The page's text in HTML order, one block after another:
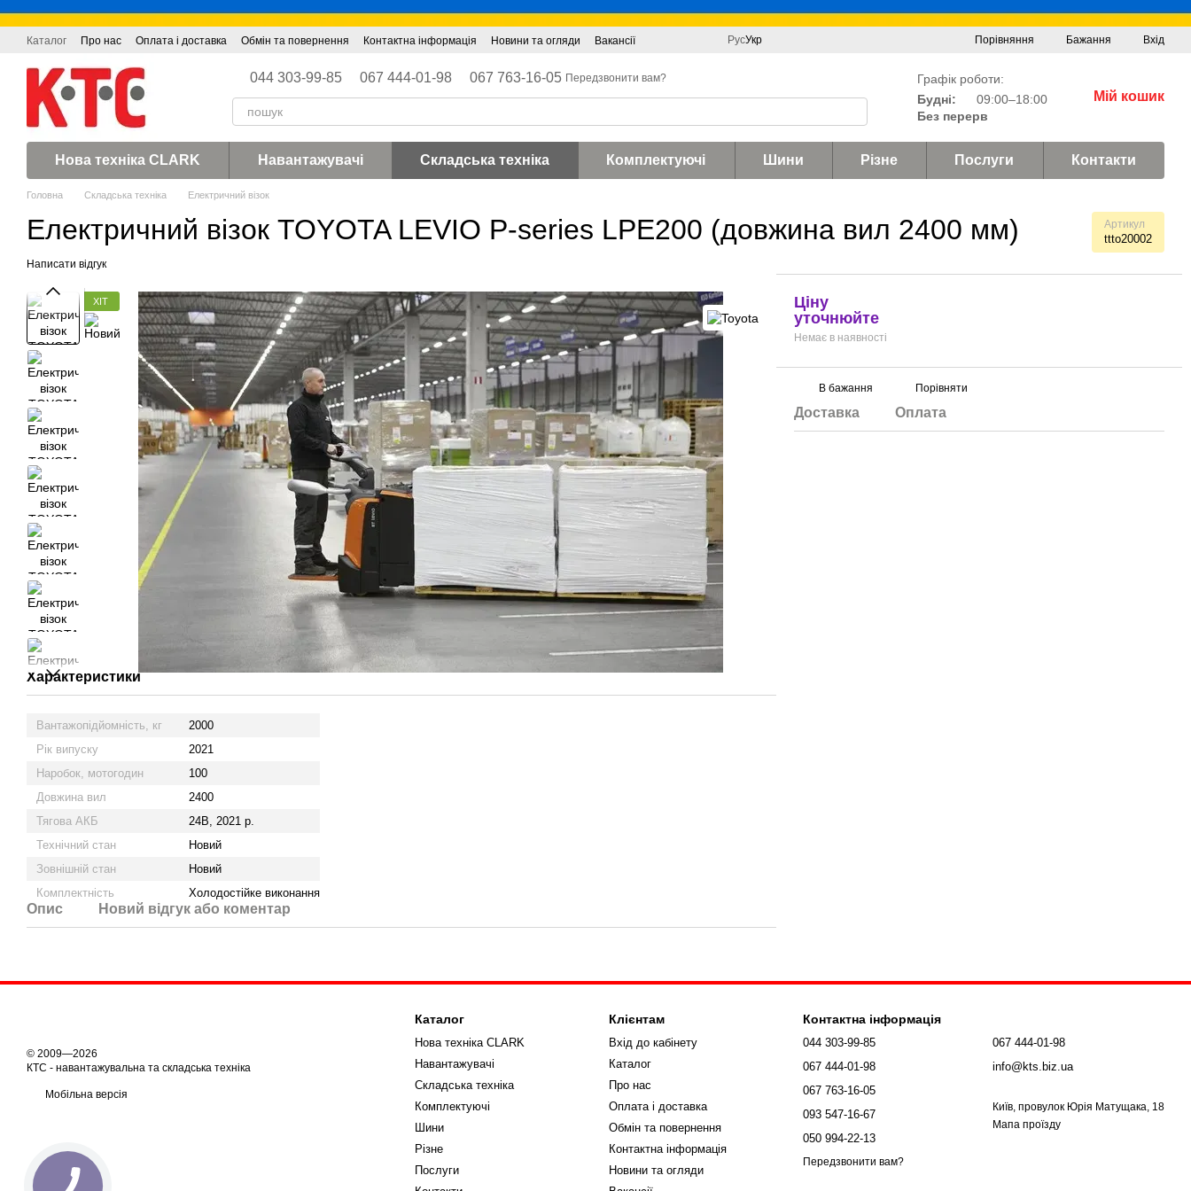
Перейти до основного контенту
Каталог Про нас Оплата і доставка Обмін та повернення Контактна інформація Новини та огляди Вакансії РусУкр Порівняння Бажання Вхід
044 303-99-85 067 444-01-98 067 763-16-05 Передзвонити вам?
Графік роботи:
Будні:
09:00–18:00
Без перерв
Мій кошик
Нова техніка CLARK Навантажувачі Складська техніка Комплектуючі Шини Різне Послуги Контакти
Головна Складська техніка Електричний візок
Електричний візок TOYOTA LEVIO P-series LPE200 (довжина вил 2400 мм) Артикул
ttto20002
Написати відгук
ХІТ
Характеристики
Вантажопідйомність, кг
2000
Рік випуску
2021
Наробок, мотогодин
100
Довжина вил
2400
Тягова АКБ
24В, 2021 р.
Технічний стан
Новий
Зовнішній стан
Новий
Комплектність
Холодостійке виконання
Опис Новий відгук або коментар
Ціну
уточнюйте
Немає в наявності
В бажання Порівняти
Доставка Оплата
© 2009—2026
КТС - навантажувальна та складська техніка
Мобільна версія
Каталог
Нова техніка CLARK
Навантажувачі
Складська техніка
Комплектуючі
Шини
Різне
Послуги
Клієнтам
Вхід до кабінету
Каталог
Про нас
Оплата і доставка
Обмін та повернення
Контактна інформація
Новини та огляди
Контактна інформація
044 303-99-85
067 444-01-98
067 763-16-05
093 547-16-67
050 994-22-13
Передзвонити вам?
067 444-01-98
info@kts.biz.ua
Київ, провулок Юрія Матущака, 18
Мапа проїзду